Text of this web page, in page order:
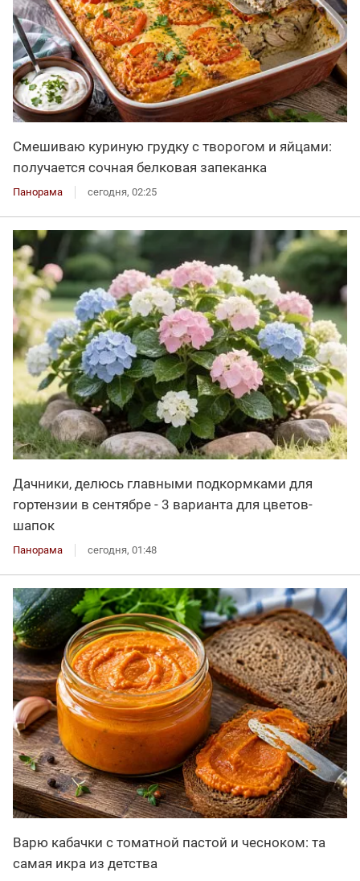
Смешиваю куриную грудку с творогом и яйцами:
получается сочная белковая запеканка
Панорама сегодня, 02:25
Дачники, делюсь главными подкормками для
гортензии в сентябре - 3 варианта для цветов-
шапок
Панорама сегодня, 01:48
Варю кабачки с томатной пастой и чесноком: та
самая икра из детства